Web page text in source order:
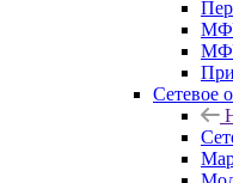
Сетевое